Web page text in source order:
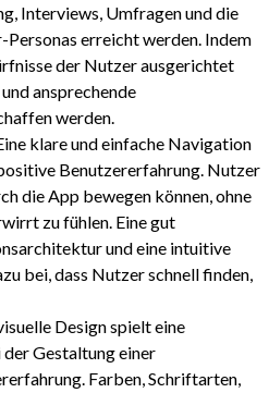
Interviews, Umfragen und die
erreicht werden. Indem
der Nutzer ausgerichtet
ansprechende
werden.
klare und einfache Navigation
Benutzererfahrung. Nutzer
die App bewegen können, ohne
zu fühlen. Eine gut
und eine intuitive
bei, dass Nutzer schnell finden,
Design spielt eine
Gestaltung einer
Farben, Schriftarten,